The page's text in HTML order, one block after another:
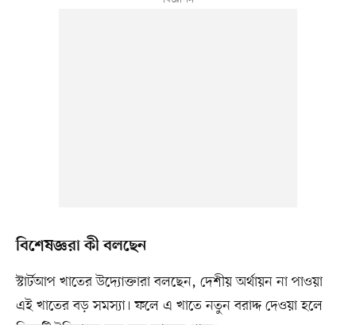
বিশেষজ্ঞরা কী বলছেন
স্টার্টআপ খাতের উদ্যোক্তারা বলছেন, দেশীয় অর্থায়ন না পাওয়া
এই খাতের বড় সমস্যা। ফলে এ খাতে নতুন বরাদ্দ দেওয়া হলে